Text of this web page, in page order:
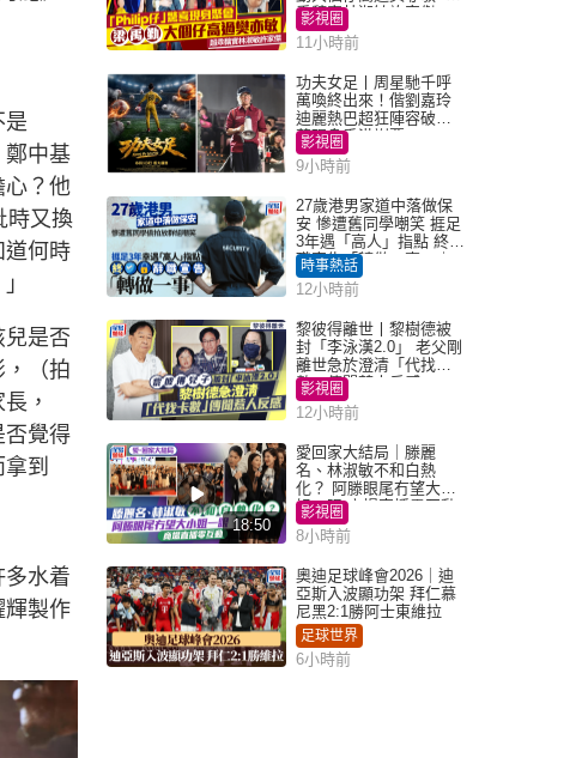
u
r
e
是
鄭中基
心？他
時又換
道何時
是否
（拍
，
否覺得
到
水着
輝製作
乖黐實林淑敏許家傑
影視圈
11小時前
功夫女足丨周星馳千呼
萬喚終出來！偕劉嘉玲
迪麗熱巴超狂陣容破天
荒現身香港謝票
影視圈
9小時前
27歲港男家道中落做保
安 慘遭舊同學嘲笑 捱足
3年遇「高人」指點 終辭
職宣告「轉做一事」｜
Juicy叮
時事熱話
12小時前
黎彼得離世丨黎樹德被
封「李泳漢2.0」 老父剛
離世急於澄清「代找卡
數」傳聞惹人反感
影視圈
12小時前
18:50
愛回家大結局｜滕麗
名、林淑敏不和白熱
化？ 阿滕眼尾冇望大小
姐一眼 商場直播零互動
影視圈
8小時前
奧迪足球峰會2026｜迪
亞斯入波顯功架 拜仁慕
尼黑2:1勝阿士東維拉
足球世界
6小時前